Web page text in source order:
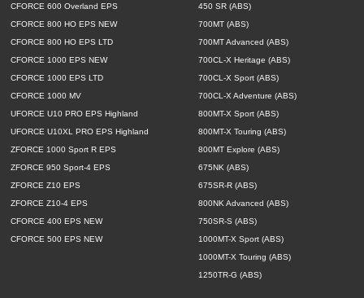
CFORCE 600 Overland EPS
CFORCE 800 HO EPS NEW
CFORCE 800 HO EPS LTD
CFORCE 1000 EPS NEW
CFORCE 1000 EPS LTD
CFORCE 1000 MV
UFORCE U10 PRO EPS Highland
UFORCE U10XL PRO EPS Highland
ZFORCE 1000 Sport R EPS
ZFORCE 950 Sport-4 EPS
ZFORCE Z10 EPS
ZFORCE Z10-4 EPS
CFORCE 400 EPS NEW
CFORCE 500 EPS NEW
450 SR (ABS)
700MT (ABS)
700MT Advanced (ABS)
700CL-X Heritage (ABS)
700CL-X Sport (ABS)
700CL-X Adventure (ABS)
800MT-X Sport (ABS)
800MT-X Touring (ABS)
800MT Explore (ABS)
675NK (ABS)
675SR-R (ABS)
800NK Advanced (ABS)
750SR-S (ABS)
1000MT-X Sport (ABS)
1000MT-X Touring (ABS)
1250TR-G (ABS)